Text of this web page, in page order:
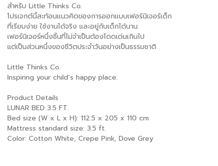
สำหรับ Little Thinks Co.
โปรเจกต์นี้สะท้อนแนวคิดของการออกแบบเฟอร์นิเจอร์เด็ก
ที่เรียบง่าย ใช้งานได้จริง และอยู่กับเด็กได้นาน
เฟอร์นิเจอร์หนึ่งชิ้นที่ไม่จำเป็นต้องโดดเด่นเกินไป
แต่เป็นส่วนหนึ่งของชีวิตประจำวันอย่างเป็นธรรมชาติ
Little Thinks Co.
Inspiring your child’s happy place.
Product Details
LUNAR BED 3.5 FT.
Bed size (W x L x H): 112.5 x 205 x 110 cm
Mattress standard size: 3.5 ft.
Color: Cotton White, Crepe Pink, Dove Grey